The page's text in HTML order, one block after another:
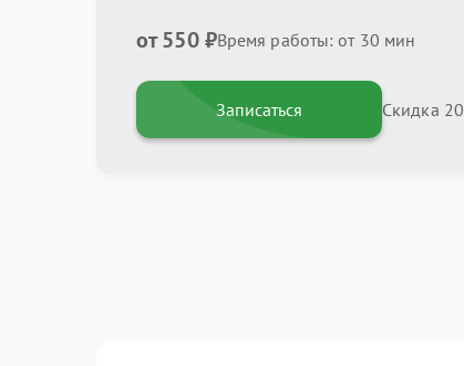
от 550 ₽Время работы: от 30 мин
Записаться Скидка